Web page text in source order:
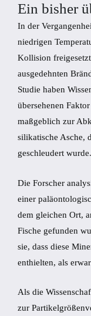
Ein bisher
In der
niedrigen
Kollision
ausgedehnten
Studie haben
übersehenen
maßgeblich zur
silikatische Asche,
geschleudert wurde.
Die Forscher
einer
dem gleichen Ort,
Fische gefunden
sie, dass diese
enthielten, als
Als die
zur